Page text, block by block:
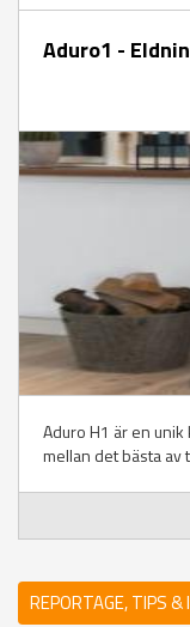
Aduro1 -
Aduro H1 är en
mellan det bästa av
REPORTAGE, TIPS &